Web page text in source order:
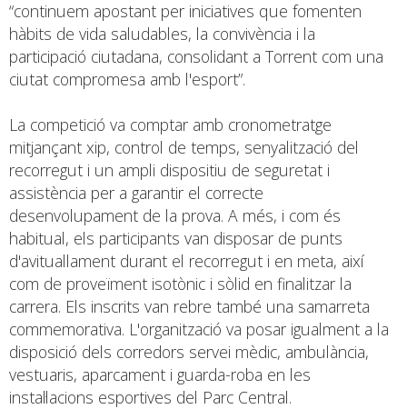
“continuem apostant per iniciatives que fomenten
hàbits de vida saludables, la convivència i la
participació ciutadana, consolidant a Torrent com una
ciutat compromesa amb l'esport”.
La competició va comptar amb cronometratge
mitjançant xip, control de temps, senyalització del
recorregut i un ampli dispositiu de seguretat i
assistència per a garantir el correcte
desenvolupament de la prova. A més, i com és
habitual, els participants van disposar de punts
d'avituallament durant el recorregut i en meta, així
com de proveïment isotònic i sòlid en finalitzar la
carrera. Els inscrits van rebre també una samarreta
commemorativa. L'organització va posar igualment a la
disposició dels corredors servei mèdic, ambulància,
vestuaris, aparcament i guarda-roba en les
instal·lacions esportives del Parc Central.